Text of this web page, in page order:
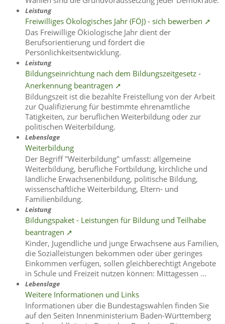
Leistung
Freiwilliges Ökologisches Jahr (FÖJ) - sich bewerben ➚
Das Freiwillige Ökiologische Jahr dient der
Berufsorientierung und fördert die
Persönlichkeitsentwicklung.
Leistung
Bildungseinrichtung nach dem Bildungszeitgesetz -
Anerkennung beantragen ➚
Bildungszeit ist die bezahlte Freistellung von der Arbeit
zur Qualifizierung für bestimmte ehrenamtliche
Tätigkeiten, zur beruflichen Weiterbildung oder zur
politischen Weiterbildung.
Lebenslage
Weiterbildung
Der Begriff "Weiterbildung" umfasst: allgemeine
Weiterbildung, berufliche Fortbildung, kirchliche und
ländliche Erwachsenenbildung, politische Bildung,
wissenschaftliche Weiterbildung, Eltern- und
Familienbildung.
Leistung
Bildungspaket - Leistungen für Bildung und Teilhabe
beantragen ➚
Kinder, Jugendliche und junge Erwachsene aus Familien,
die Sozialleistungen bekommen oder über geringes
Einkommen verfügen, sollen gleichberechtigt Angebote
in Schule und Freizeit nutzen können: Mittagessen …
Lebenslage
Weitere Informationen und Links
Informationen über die Bundestagswahlen finden Sie
auf den Seiten Innenministerium Baden-Württemberg